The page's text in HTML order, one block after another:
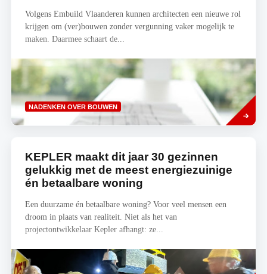
Volgens Embuild Vlaanderen kunnen architecten een nieuwe rol
krijgen om (ver)bouwen zonder vergunning vaker mogelijk te
maken. Daarmee schaart de...
NADENKEN OVER BOUWEN
Lees
meer
KEPLER maakt dit jaar 30 gezinnen
gelukkig met de meest energiezuinige
én betaalbare woning
Een duurzame én betaalbare woning? Voor veel mensen een
droom in plaats van realiteit. Niet als het van
projectontwikkelaar Kepler afhangt: ze...